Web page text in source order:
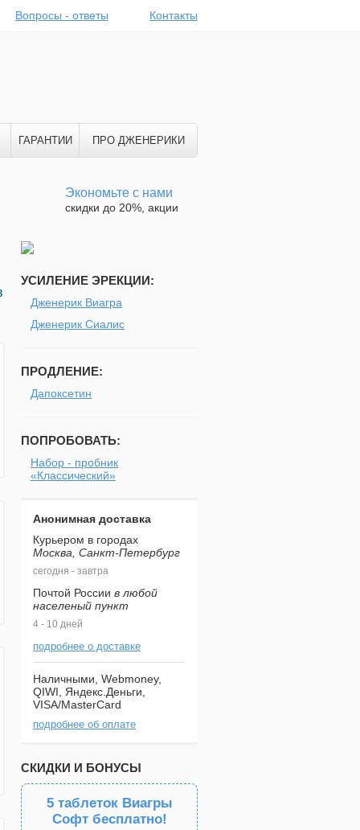
Вопросы - ответы Контакты
ГАРАНТИИ ПРО ДЖЕНЕРИКИ
Экономьте с нами
скидки до 20%, акции
УСИЛЕНИЕ ЭРЕКЦИИ:
Дженерик Виагра
Дженерик Сиалис
ПРОДЛЕНИЕ:
Дапоксетин
ПОПРОБОВАТЬ:
Набор - пробник
«Классический»
Анонимная доставка
Курьером в городах
Москва, Санкт-Петербург
сегодня - завтра
Почтой России в любой
населеный пункт
4 - 10 дней
подробнее о доставке
Наличными, Webmoney,
QIWI, Яндекс.Деньги,
VISA/MasterCard
подробнее об оплате
СКИДКИ И БОНУСЫ
5 таблеток Виагры
Софт бесплатно!